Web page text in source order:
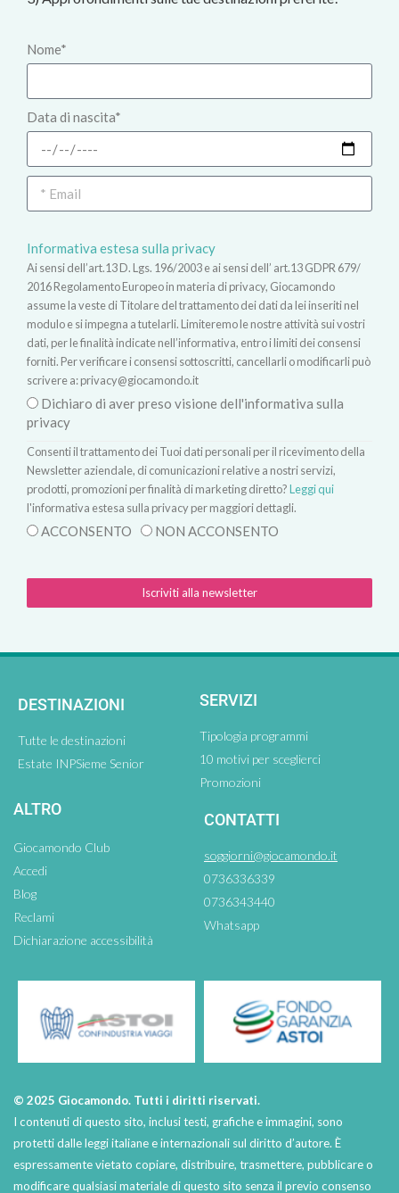
Nome*
Data di nascita*
Informativa estesa sulla privacy
Ai sensi dell’art.13 D. Lgs. 196/2003 e ai sensi dell’ art.13 GDPR 679/
2016 Regolamento Europeo in materia di privacy, Giocamondo
assume la veste di Titolare del trattamento dei dati da lei inseriti nel
modulo e si impegna a tutelarli. Limiteremo le nostre attività sui vostri
dati, per le finalità indicate nell’informativa, entro i limiti dei consensi
forniti. Per verificare i consensi sottoscritti, cancellarli o modificarli può
scrivere a:privacy@giocamondo.it
Dichiaro di aver preso visione dell'informativa sulla
privacy
Consenti il trattamento dei Tuoi dati personali per il ricevimento della
Newsletter aziendale, di comunicazioni relative a nostri servizi,
prodotti, promozioni per finalità di marketing diretto?Leggi qui
l'informativa estesa sulla privacy per maggiori dettagli.
ACCONSENTO NON ACCONSENTO
Iscriviti alla newsletter
DESTINAZIONI
Tutte le destinazioni
Estate INPSieme Senior
SERVIZI
Tipologia programmi
10 motivi per sceglierci
Promozioni
ALTRO
Giocamondo Club
Accedi
Blog
Reclami
Dichiarazione accessibilità
CONTATTI
soggiorni@giocamondo.it
0736336339
0736343440
Whatsapp
© 2025 Giocamondo. Tutti i diritti riservati.
I contenuti di questo sito, inclusi testi, grafiche e immagini, sono
protetti dalle leggi italiane e internazionali sul diritto d’autore. È
espressamente vietato copiare, distribuire, trasmettere, pubblicare o
modificare qualsiasi materiale di questo sito senza il previo consenso